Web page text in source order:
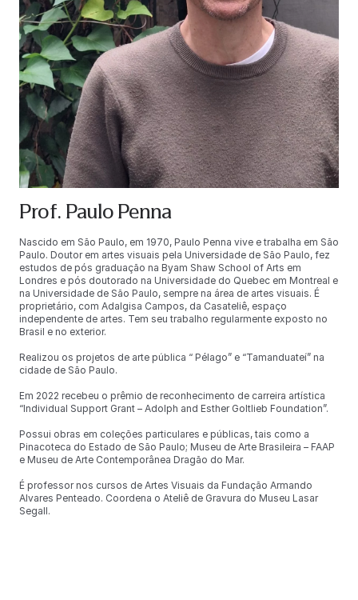
Prof. Paulo Penna
Nascido em São Paulo, em 1970, Paulo Penna vive e trabalha em São
Paulo. Doutor em artes visuais pela Universidade de São Paulo, fez
estudos de pós graduação na Byam Shaw School of Arts em
Londres e pós doutorado na Universidade do Quebec em Montreal e
na Universidade de São Paulo, sempre na área de artes visuais. É
proprietário, com Adalgisa Campos, da Casateliê, espaço
independente de artes. Tem seu trabalho regularmente exposto no
Brasil e no exterior.
Realizou os projetos de arte pública “ Pélago” e “Tamanduateí” na
cidade de São Paulo.
Em 2022 recebeu o prêmio de reconhecimento de carreira artística
“Individual Support Grant – Adolph and Esther Goltlieb Foundation”.
Possui obras em coleções particulares e públicas, tais como a
Pinacoteca do Estado de São Paulo; Museu de Arte Brasileira – FAAP
e Museu de Arte Contemporânea Dragão do Mar.
É professor nos cursos de Artes Visuais da Fundação Armando
Alvares Penteado. Coordena o Ateliê de Gravura do Museu Lasar
Segall.